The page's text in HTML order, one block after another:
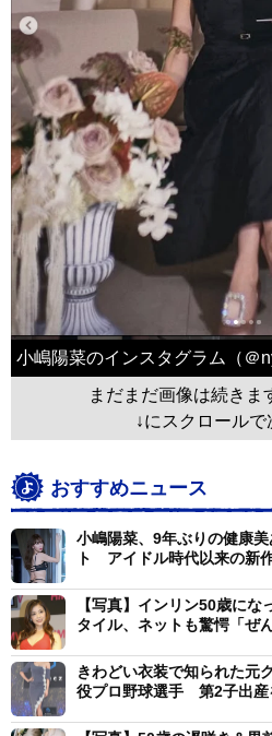
小嶋陽菜のインスタグラム（＠
まだまだ画像は続きま
↓にスクロールで
おすすめニュース
小嶋陽菜、9年ぶりの健康
ト アイドル時代以来の新
【写真】インリン50歳に
タイル、ネットも驚愕「ぜ
きわどい衣装で知られた元
役プロ野球選手 第2子出産